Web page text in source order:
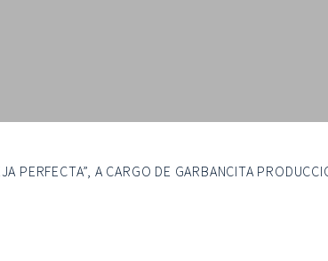
PERFECTA”, A CARGO DE GARBANCITA